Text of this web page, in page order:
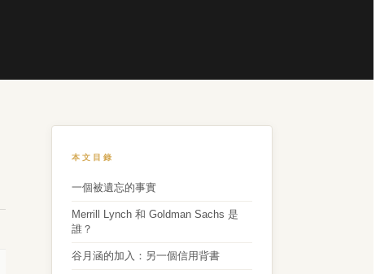
本文目錄
一個被遺忘的事實
Merrill Lynch 和 Goldman Sachs 是
誰？
谷月涵的加入：另一個信用背書